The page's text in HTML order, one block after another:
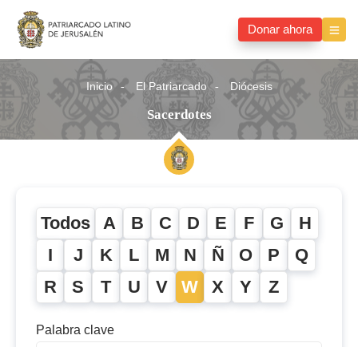
Donar ahora
Inicio El Patriarcado Diócesis
Sacerdotes
Todos A B C D E F G H
I J K L M N Ñ O P Q
R S T U V W X Y Z
Palabra clave